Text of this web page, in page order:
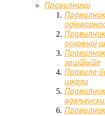
Правилници
основној
заштите
Правила
школи